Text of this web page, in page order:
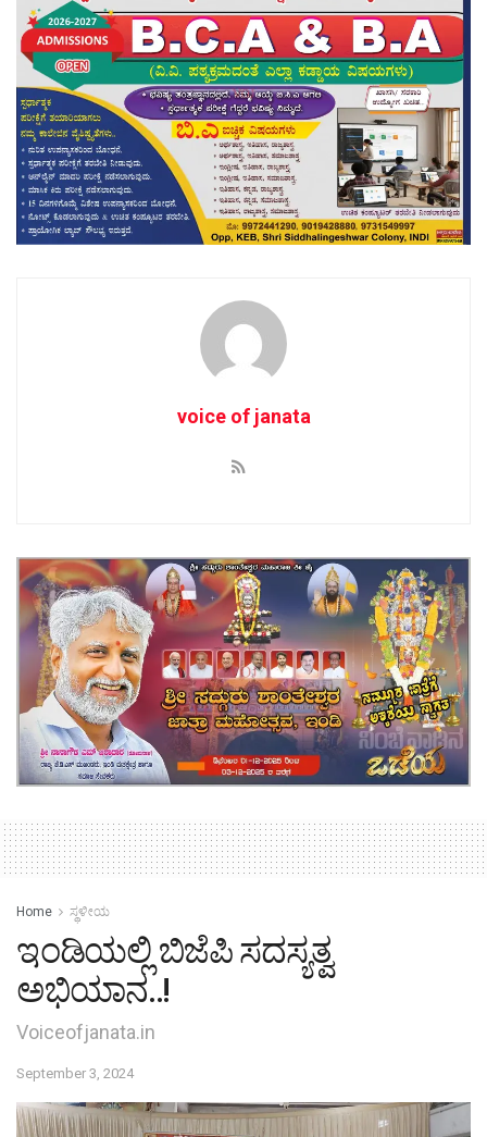
voice of janata
Home ಸ್ಥಳೀಯ
ಇಂಡಿಯಲ್ಲಿ ಬಿಜೆಪಿ ಸದಸ್ಯತ್ವ
ಅಭಿಯಾನ..!
Voiceofjanata.in
September 3, 2024